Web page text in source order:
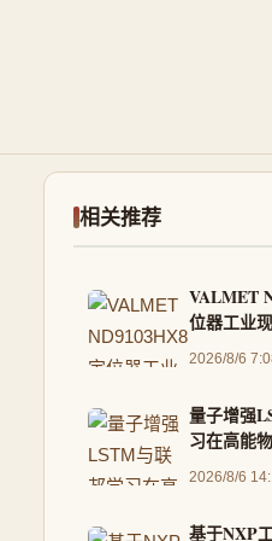
相关推荐
VALMET
位器工业
2026/8/6
量子增强
习在高能
的应用
2026/8/6
基于NXP